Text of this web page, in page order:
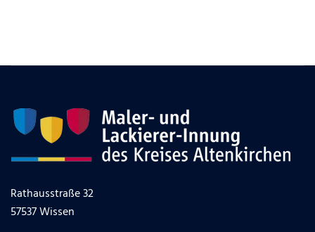
Rathausstraße 32
57537 Wissen